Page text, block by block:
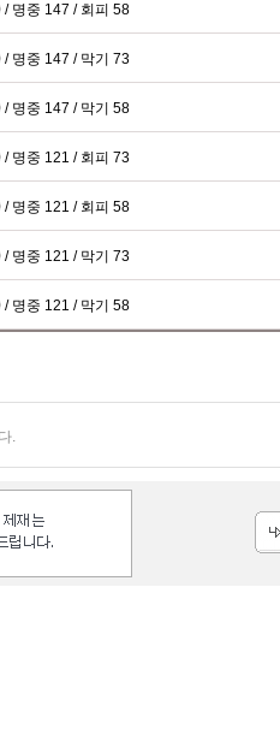
명중 147 / 회피 58
명중 147 / 막기 73
명중 147 / 막기 58
명중 121 / 회피 73
명중 121 / 회피 58
명중 121 / 막기 73
명중 121 / 막기 58
.